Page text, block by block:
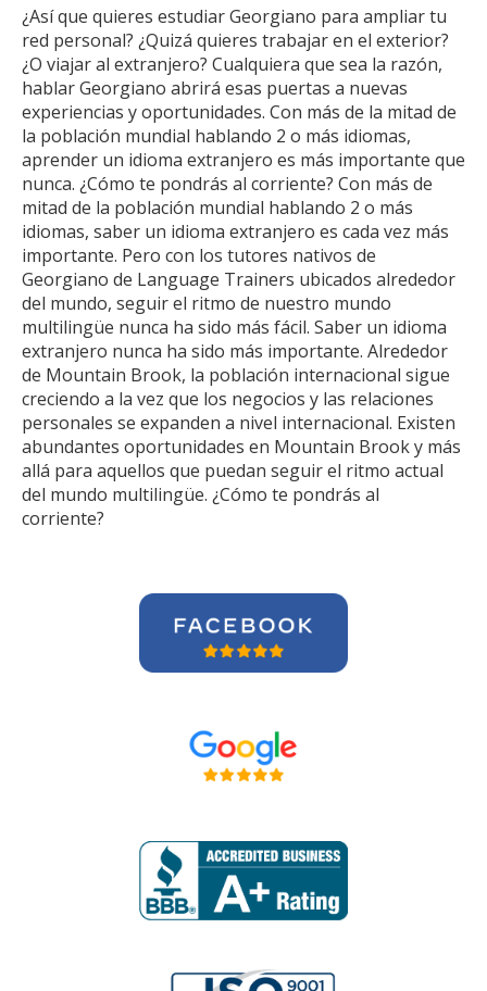
¿Así que quieres estudiar Georgiano para ampliar tu
red personal? ¿Quizá quieres trabajar en el exterior?
¿O viajar al extranjero? Cualquiera que sea la razón,
hablar Georgiano abrirá esas puertas a nuevas
experiencias y oportunidades. Con más de la mitad de
la población mundial hablando 2 o más idiomas,
aprender un idioma extranjero es más importante que
nunca. ¿Cómo te pondrás al corriente? Con más de
mitad de la población mundial hablando 2 o más
idiomas, saber un idioma extranjero es cada vez más
importante. Pero con los tutores nativos de
Georgiano de Language Trainers ubicados alrededor
del mundo, seguir el ritmo de nuestro mundo
multilingüe nunca ha sido más fácil. Saber un idioma
extranjero nunca ha sido más importante. Alrededor
de Mountain Brook, la población internacional sigue
creciendo a la vez que los negocios y las relaciones
personales se expanden a nivel internacional. Existen
abundantes oportunidades en Mountain Brook y más
allá para aquellos que puedan seguir el ritmo actual
del mundo multilingüe. ¿Cómo te pondrás al
corriente?